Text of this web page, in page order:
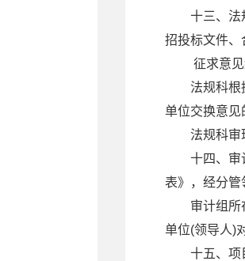
十三、法
招投标文件、
征求意
法规科根
单位交换意见
法规科审
十四、审
表》，经分管
审计组所
单位(领导人)
十五、项